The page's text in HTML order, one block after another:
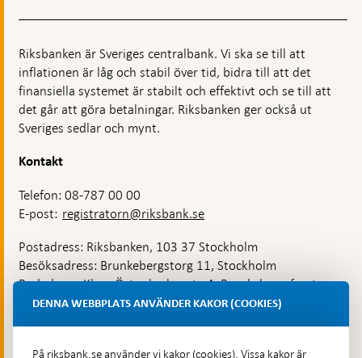
Riksbanken är Sveriges centralbank. Vi ska se till att
inflationen är låg och stabil över tid, bidra till att det
finansiella systemet är stabilt och effektivt och se till att
det går att göra betalningar. Riksbanken ger också ut
Sveriges sedlar och mynt.
Kontakt
Telefon: 08-787 00 00
E-post: registratorn@riksbank.se
Postadress: Riksbanken, 103 37 Stockholm
Besöksadress: Brunkebergstorg 11, Stockholm
Budadress: Klara Östra kyrkogata 4, Brunkebergsfaret,
Lastplats 6
DENNA WEBBPLATS ANVÄNDER KAKOR (COOKIES)
På riksbank.se använder vi kakor (cookies). Vissa kakor är